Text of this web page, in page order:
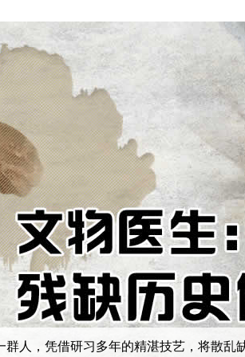
群人，凭借研习多年的精湛技艺，将散